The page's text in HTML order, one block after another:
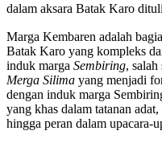
dalam aksara Batak Karo
Marga Kembaren adalah
Batak Karo yang kompleks
induk marga Sembiring,
Merga Silima yang menjadi
dengan induk marga
yang khas dalam tatanan
hingga peran dalam upacara-